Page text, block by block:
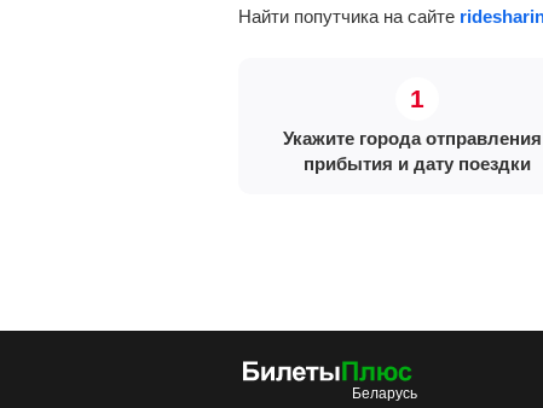
Найти попутчика на сайте
Укажите города
прибытия и дату поездки